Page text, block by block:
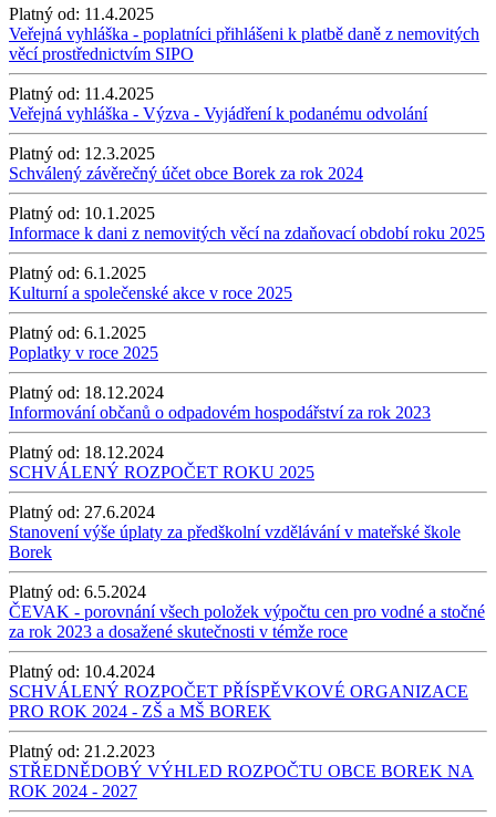
Platný od: 11.4.2025
Veřejná vyhláška - poplatníci přihlášeni k platbě daně z nemovitých
věcí prostřednictvím SIPO
Platný od: 11.4.2025
Veřejná vyhláška - Výzva - Vyjádření k podanému odvolání
Platný od: 12.3.2025
Schválený závěrečný účet obce Borek za rok 2024
Platný od: 10.1.2025
Informace k dani z nemovitých věcí na zdaňovací období roku 2025
Platný od: 6.1.2025
Kulturní a společenské akce v roce 2025
Platný od: 6.1.2025
Poplatky v roce 2025
Platný od: 18.12.2024
Informování občanů o odpadovém hospodářství za rok 2023
Platný od: 18.12.2024
SCHVÁLENÝ ROZPOČET ROKU 2025
Platný od: 27.6.2024
Stanovení výše úplaty za předškolní vzdělávání v mateřské škole
Borek
Platný od: 6.5.2024
ČEVAK - porovnání všech položek výpočtu cen pro vodné a stočné
za rok 2023 a dosažené skutečnosti v témže roce
Platný od: 10.4.2024
SCHVÁLENÝ ROZPOČET PŘÍSPĚVKOVÉ ORGANIZACE
PRO ROK 2024 - ZŠ a MŠ BOREK
Platný od: 21.2.2023
STŘEDNĚDOBÝ VÝHLED ROZPOČTU OBCE BOREK NA
ROK 2024 - 2027